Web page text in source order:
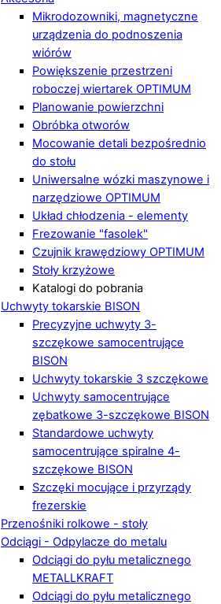
Mikrodozowniki, magnetyczne
urządzenia do podnoszenia
wiórów
Powiększenie przestrzeni
roboczej wiertarek OPTIMUM
Planowanie powierzchni
Obróbka otworów
Mocowanie detali bezpośrednio
do stołu
Uniwersalne wózki maszynowe i
narzędziowe OPTIMUM
Układ chłodzenia - elementy
Frezowanie "fasolek"
Czujnik krawędziowy OPTIMUM
Stoły krzyżowe
Katalogi do pobrania
Uchwyty tokarskie BISON
Precyzyjne uchwyty 3-
szczękowe samocentrujące
BISON
Uchwyty tokarskie 3 szczękowe
Uchwyty samocentrujące
zębatkowe 3-szczękowe BISON
Standardowe uchwyty
samocentrujące spiralne 4-
szczękowe BISON
Szczęki mocujące i przyrządy
frezerskie
Przenośniki rolkowe - stoły
Odciągi - Odpylacze do metalu
Odciągi do pyłu metalicznego
METALLKRAFT
Odciągi do pyłu metalicznego